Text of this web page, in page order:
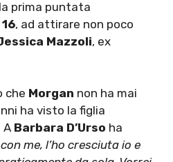
prima puntata
, ad attirare non poco
Mazzoli, ex
che Morgan non ha mai
ha visto la figlia
A Barbara D’Urso ha
me, l’ho cresciuta io e